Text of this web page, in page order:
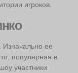
игроков.
Изначально ее
популярная в
участники